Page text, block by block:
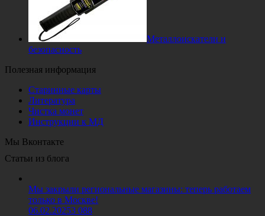
Металлоискатели и
безопасность
Полезная информация
Старинные карты
Литература
Чистка монет
Инструкции к МД
Мы Вконтакте
Статьи из блога
Мы закрыли региональные магазины: теперь работаем
только в Москве!
06.02.20253 088